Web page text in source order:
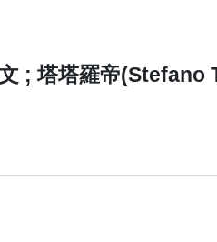
; 塔塔羅帝(Stefano